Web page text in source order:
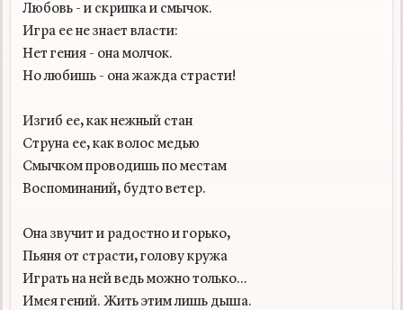
Любовь - и скрипка и смычок.
Игра ее не знает власти:
Нет гения - она молчок.
Но любишь - она жажда страсти!
Изгиб ее, как нежный стан
Струна ее, как волос медью
Смычком проводишь по местам
Воспоминаний, будто ветер.
Она звучит и радостно и горько,
Пьяня от страсти, голову кружа
Играть на ней ведь можно только...
Имея гений. Жить этим лишь дыша.